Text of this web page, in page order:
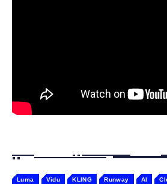
Luma Vidu KLING Runway AI